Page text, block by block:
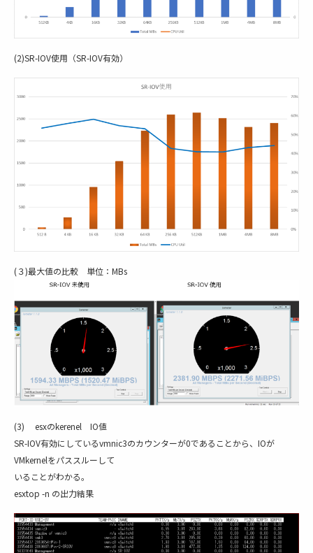
(2)SR-IOV使用（SR-IOV有効）
(３)最大値の比較 単位：MBs
(3) esxのkerenel IO値
SR-IOV有効にしているvmnic3のカウンターが0であることから、IOが
VMkernelをパススルーして
いることがわかる。
esxtop -n の出力結果